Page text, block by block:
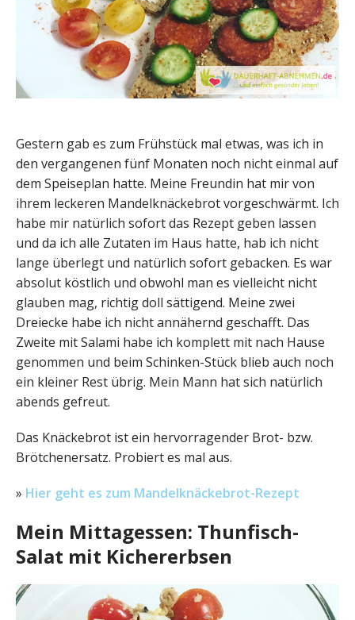
Gestern gab es zum Frühstück mal etwas, was ich in
den vergangenen fünf Monaten noch nicht einmal auf
dem Speiseplan hatte. Meine Freundin hat mir von
ihrem leckeren Mandelknäckebrot vorgeschwärmt. Ich
habe mir natürlich sofort das Rezept geben lassen
und da ich alle Zutaten im Haus hatte, hab ich nicht
lange überlegt und natürlich sofort gebacken. Es war
absolut köstlich und obwohl man es vielleicht nicht
glauben mag, richtig doll sättigend. Meine zwei
Dreiecke habe ich nicht annähernd geschafft. Das
Zweite mit Salami habe ich komplett mit nach Hause
genommen und beim Schinken-Stück blieb auch noch
ein kleiner Rest übrig. Mein Mann hat sich natürlich
abends gefreut.
Das Knäckebrot ist ein hervorragender Brot- bzw.
Brötchenersatz. Probiert es mal aus.
» Hier geht es zum Mandelknäckebrot-Rezept
Mein Mittagessen: Thunfisch-
Salat mit Kichererbsen